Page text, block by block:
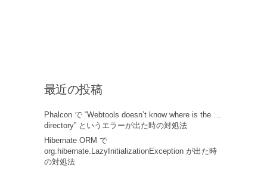
最近の投稿
Phalcon で “Webtools doesn’t know where is the …
directory” というエラーが出た時の対処法
Hibernate ORM で
org.hibernate.LazyInitializationException が出た時
の対処法